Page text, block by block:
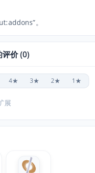
。
价 (0)
4★ 3★ 2★ 1★
展